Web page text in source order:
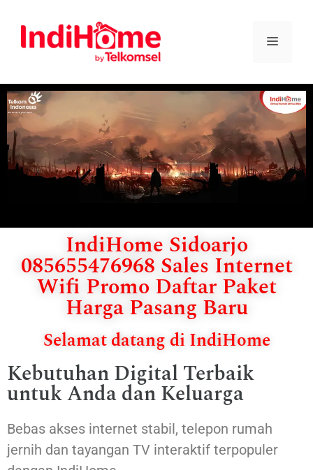
IndiHome Sidoarjo
085655476968 Sales Internet
Wifi Promo Daftar Paket
Harga Pasang Baru
Selamat datang di IndiHome
Kebutuhan Digital Terbaik
untuk Anda dan Keluarga
Bebas akses internet stabil, telepon rumah
jernih dan tayangan TV interaktif terpopuler